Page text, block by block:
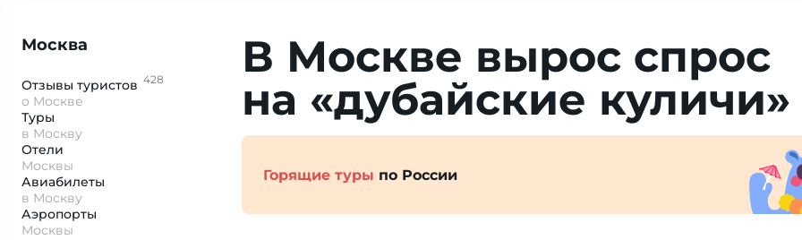
Москва
Отзывы туристов 428
о Москве
Туры
в Москву
Отели
Москвы
Авиабилеты
в Москву
Аэропорты
Москвы
В Москве вы­рос спрос
на «ду­байс­кие куличи»
Горящие туры по России